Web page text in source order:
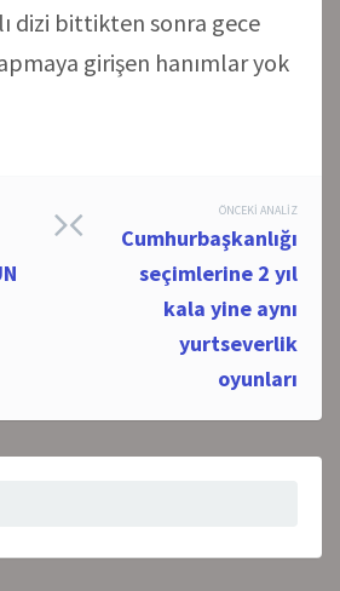
dizi bittikten sonra gece
girişen hanımlar yok
ÖNCEKI ANALIZ
Cumhurbaşkanlığı
seçimlerine 2 yıl
kala yine aynı
yurtseverlik
oyunları